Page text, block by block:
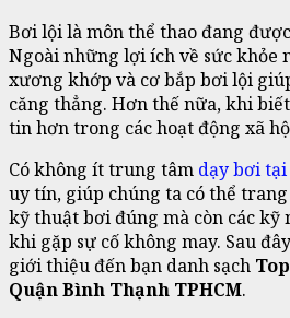
Bơi lội là môn thể thao đang
Ngoài những lợi ích về sức khỏe
xương khớp và cơ bắp bơi lội
căng thẳng. Hơn thế nữa, khi
tin hơn trong các hoạt động xã
Có không ít trung tâm dạy bơi tại
uy tín, giúp chúng ta có thể
kỹ thuật bơi đúng mà còn các kỹ
khi gặp sự cố không may. Sau
giới thiệu đến bạn danh sạch
Quận Bình Thạnh TPHCM.